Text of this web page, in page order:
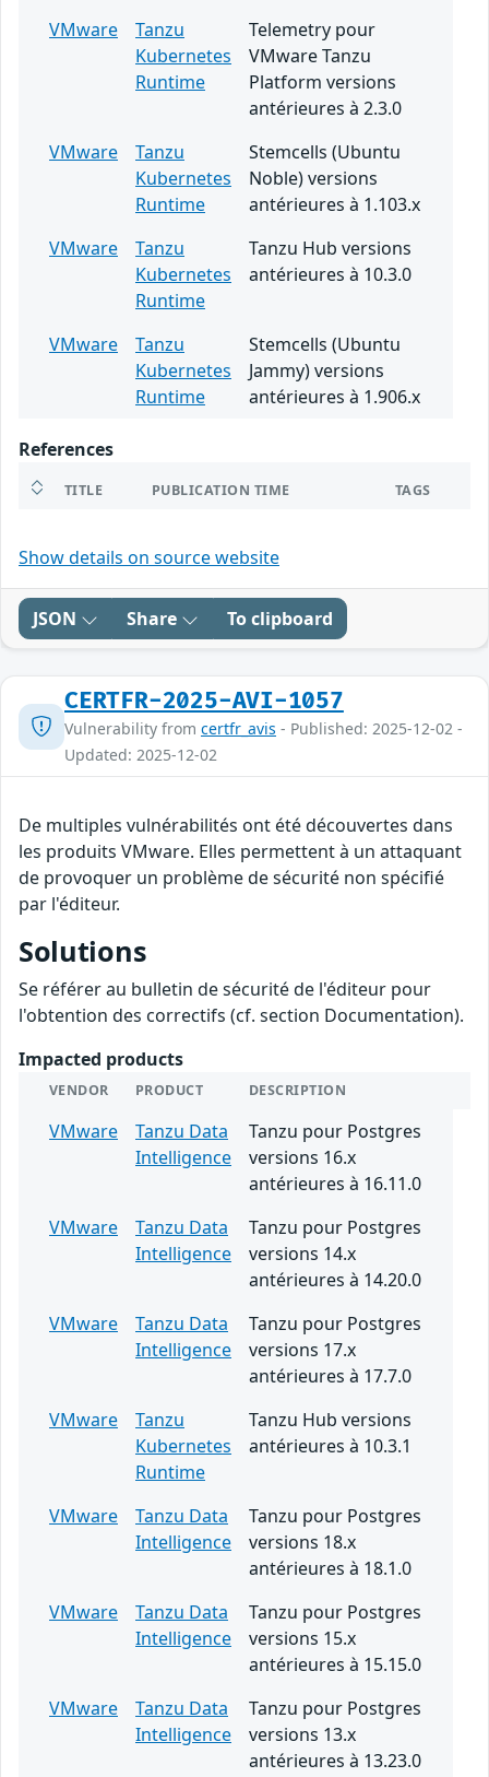
VMware
Tanzu
Kubernetes
Runtime
Telemetry pour
VMware Tanzu
Platform versions
antérieures à 2.3.0
VMware
Tanzu
Kubernetes
Runtime
Stemcells (Ubuntu
Noble) versions
antérieures à 1.103.x
VMware
Tanzu
Kubernetes
Runtime
Tanzu Hub versions
antérieures à 10.3.0
VMware
Tanzu
Kubernetes
Runtime
Stemcells (Ubuntu
Jammy) versions
antérieures à 1.906.x
References
TITLE PUBLICATION TIME TAGS
Show details on source website
JSON Share To clipboard
CERTFR-2025-AVI-1057
Vulnerability from certfr_avis - Published: 2025-12-02 -
Updated: 2025-12-02
De multiples vulnérabilités ont été découvertes dans
les produits VMware. Elles permettent à un attaquant
de provoquer un problème de sécurité non spécifié
par l'éditeur.
Solutions
Se référer au bulletin de sécurité de l'éditeur pour
l'obtention des correctifs (cf. section Documentation).
Impacted products
VENDOR PRODUCT DESCRIPTION
VMware
Tanzu Data
Intelligence
Tanzu pour Postgres
versions 16.x
antérieures à 16.11.0
VMware
Tanzu Data
Intelligence
Tanzu pour Postgres
versions 14.x
antérieures à 14.20.0
VMware
Tanzu Data
Intelligence
Tanzu pour Postgres
versions 17.x
antérieures à 17.7.0
VMware
Tanzu
Kubernetes
Runtime
Tanzu Hub versions
antérieures à 10.3.1
VMware
Tanzu Data
Intelligence
Tanzu pour Postgres
versions 18.x
antérieures à 18.1.0
VMware
Tanzu Data
Intelligence
Tanzu pour Postgres
versions 15.x
antérieures à 15.15.0
VMware
Tanzu Data
Intelligence
Tanzu pour Postgres
versions 13.x
antérieures à 13.23.0